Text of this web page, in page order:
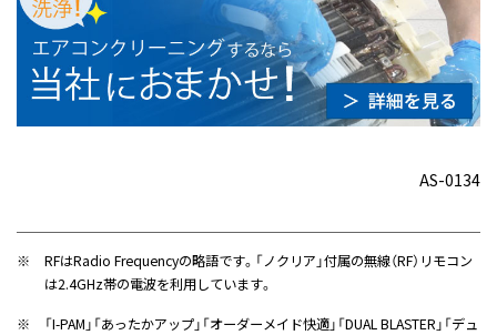
AS-0134
※
RFはRadio Frequencyの略語です。「ノクリア」付属の無線（RF）リモコン
は2.4GHz帯の電波を利用しています。
※
「I-PAM」「あったかアップ」「オーダーメイド快適」「DUAL BLASTER」「デュ